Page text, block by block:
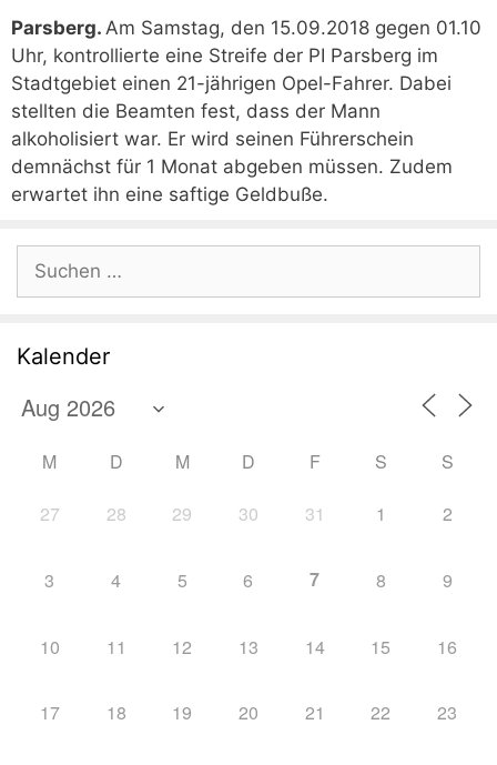
Parsberg. Am Samstag, den 15.09.2018 gegen 01.10
Uhr, kontrollierte eine Streife der PI Parsberg im
Stadtgebiet einen 21-jährigen Opel-Fahrer. Dabei
stellten die Beamten fest, dass der Mann
alkoholisiert war. Er wird seinen Führerschein
demnächst für 1 Monat abgeben müssen. Zudem
erwartet ihn eine saftige Geldbuße.
nach:
Kalender
M D M D F S S
27 28 29 30 31 1 2
3 4 5 6 7 8 9
10 11 12 13 14 15 16
17 18 19 20 21 22 23